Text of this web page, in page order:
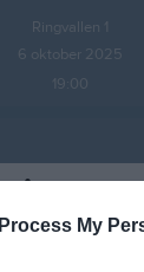
My
Ringvallen 1
6 oktober 2025
19:00
BK 30
IF Dam 3